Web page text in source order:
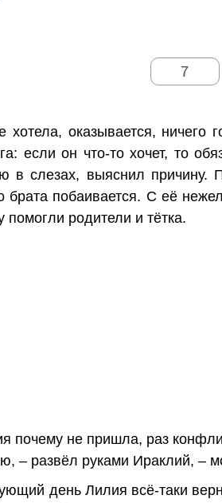
хотела, оказывается, ничего
если он что-то хочет, то
в слезах, выяснил причину.
брата побаивается. С её
родители и тётка.
почему не пришла, раз
– развёл руками Ираклий, –
день Лилия всё-таки